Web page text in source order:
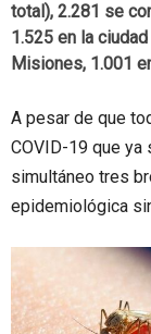
total), 2.281 se
1.525 en la
Misiones, 1.001
A pesar de que
COVID-19 que ya
simultáneo tres
epidemiológica